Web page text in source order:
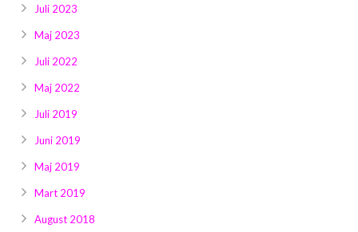
Juli 2023
Maj 2023
Juli 2022
Maj 2022
Juli 2019
Juni 2019
Maj 2019
Mart 2019
August 2018